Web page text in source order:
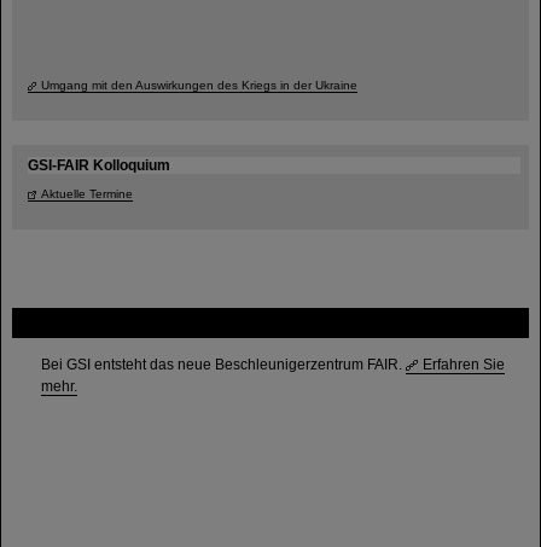
Bei GSI entsteht das neue Beschleunigerzentrum FAIR.
Erfahren Sie
mehr.
Umgang mit den Auswirkungen des Kriegs in der Ukraine
GSI-FAIR Kolloquium
Aktuelle Termine